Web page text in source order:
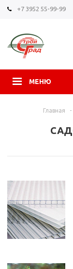
+7 3952 55-99-99
МЕНЮ
Главная -